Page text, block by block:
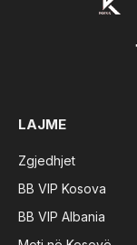
LAJME
Zgjedhjet
BB VIP Kosova
BB VIP Albania